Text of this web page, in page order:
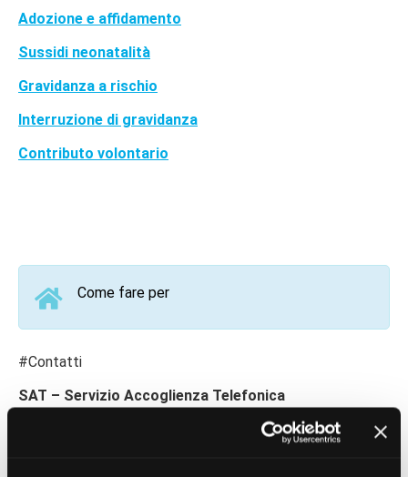
Adozione e affidamento
Sussidi neonatalità
Gravidanza a rischio
Interruzione di gravidanza
Contributo volontario
Come fare per
#Contatti
SAT – Servizio Accoglienza Telefonica
protocollo@pec.enpam.it
orari: dal lunedì al giovedì ore 9,00-13,00 e dalle 14.30 alle